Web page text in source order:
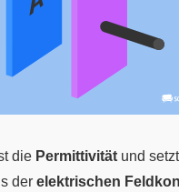
die Permittivität und
der elektrischen